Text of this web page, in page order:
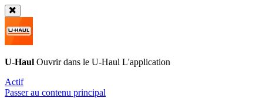
U-Haul Ouvrir dans le U-Haul L'application
Actif
Passer au contenu principal